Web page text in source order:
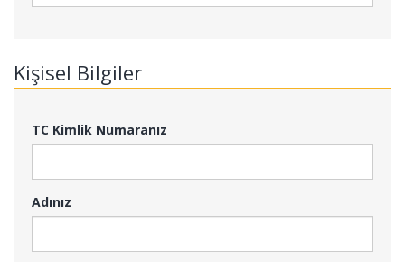
Kişisel Bilgiler
TC Kimlik Numaranız
Adınız